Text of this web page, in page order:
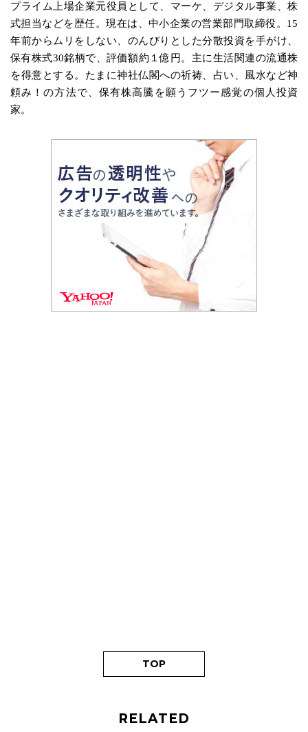
プライム上場企業元役員として、マーケ、デジタル事業、株
式担当などを歴任。現在は、中小企業の営業部門取締役。15
年前からムリをしない、のんびりとした分散投資を手がけ、
保有株式30銘柄で、評価額約１億円。主に生活関連の流通株
を得意とする。たまに神社仏閣への祈祷、占い、風水など神
頼み！の方法で、保有株高騰を願うフツー感覚の個人投資
家。
TOP
RELATED